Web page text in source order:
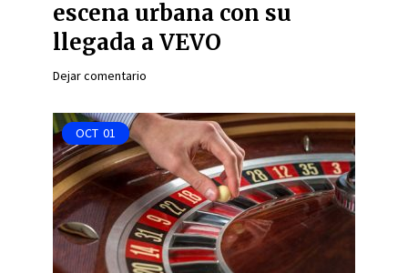
escena urbana con su
llegada a VEVO
Dejar comentario
OCT 01